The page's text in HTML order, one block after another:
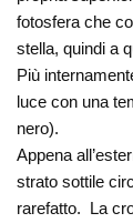
fotosfera che
stella, quindi a
Più
luce con una
nero).
Appena
strato sottile
rarefatto. La